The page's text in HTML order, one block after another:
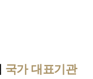
국가 대표기관